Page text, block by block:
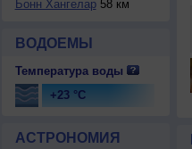
Бонн Хангелар58 км
ВОДОЕМЫ
Температура воды
+23 °C
АСТРОНОМИЯ